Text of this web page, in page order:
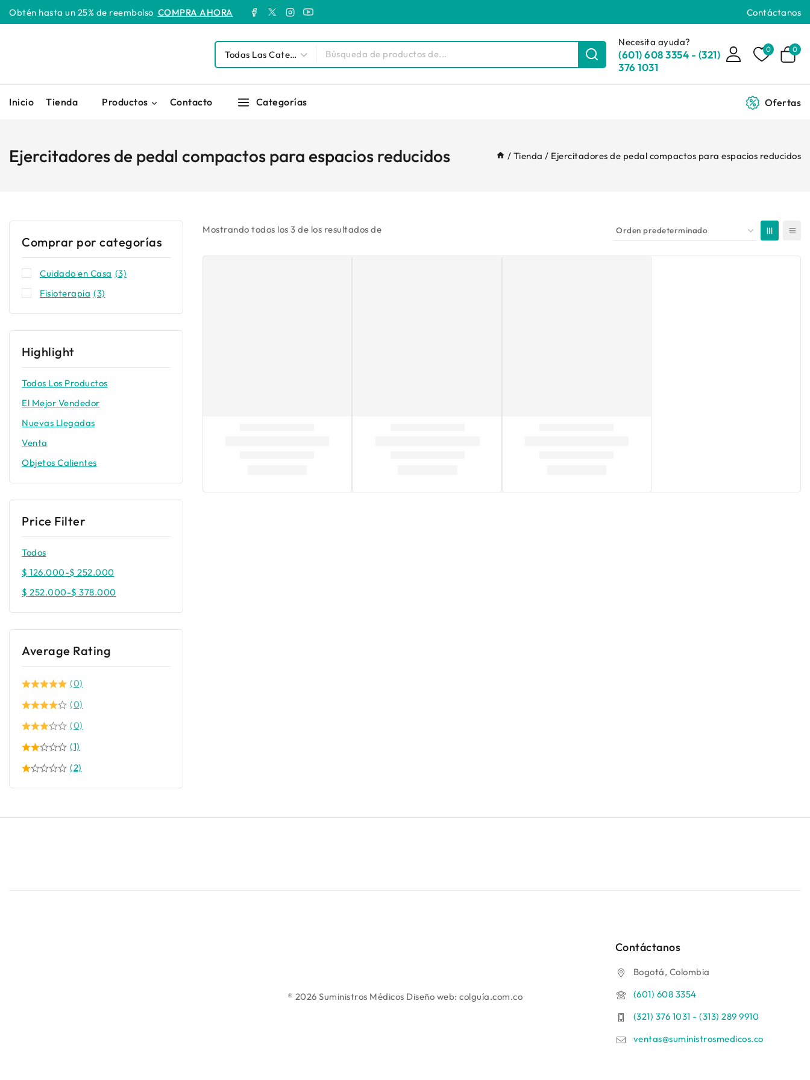
Obtén hasta un 25% de reembolso COMPRA AHORA Contáctanos
Necesita ayuda?
(601) 608 3354 - (321)
376 1031
0 0
Inicio Tienda Productos Contacto Categorías Ofertas
/ Tienda / Ejercitadores de pedal compactos para espacios reducidos
Ejercitadores de pedal compactos para espacios reducidos
Mostrando todos los3 de los resultados de
Comprar por categorías
Cuidado en Casa (3)
Fisioterapia (3)
Highlight
Todos Los Productos
El Mejor Vendedor
Nuevas Llegadas
Venta
Objetos Calientes
Price Filter
Todos
$ 126.000-$ 252.000
$ 252.000-$ 378.000
Average Rating
(0)
(0)
(0)
(1)
(2)
® 2026 Suministros Médicos Diseño web:colguía.com.co
Contáctanos
Bogotá, Colombia
(601) 608 3354
(321) 376 1031 - (313) 289 9910
ventas@suministrosmedicos.co